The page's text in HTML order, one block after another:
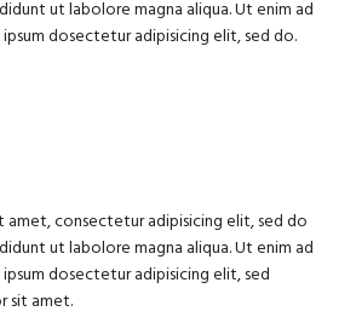
ut labolore magna aliqua. Ut enim ad
dosectetur adipisicing elit, sed do.
amet, consectetur adipisicing elit, sed do
ut labolore magna aliqua. Ut enim ad
dosectetur adipisicing elit, sed
sit amet.